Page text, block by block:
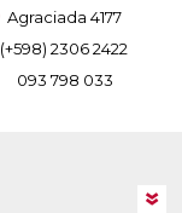
Agraciada 4177
(+598) 2306 2422
093 798 033